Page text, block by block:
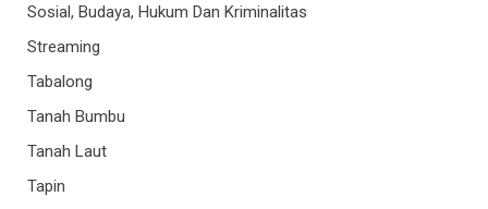
Sosial, Budaya, Hukum Dan Kriminalitas
Streaming
Tabalong
Tanah Bumbu
Tanah Laut
Tapin